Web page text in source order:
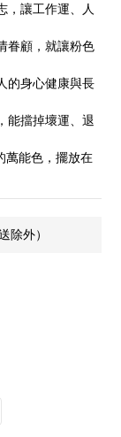
，讓工作運、人
眷顧，就讓粉色
的身心健康與長
能擋掉壞運、退
萬能色，擺放在
除外）